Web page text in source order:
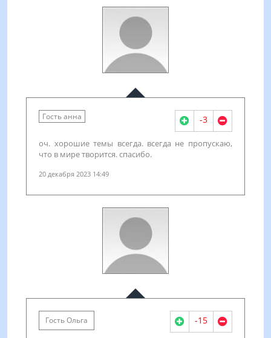
Гость анна -3
оч. хорошие темы всегда. всегда не пропускаю,
что в мире творится. спасибо.
20 декабря 2023 14:49
Гость Ольга -15